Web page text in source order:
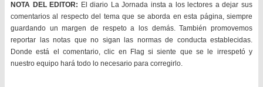
NOTA DEL EDITOR: El diario La Jornada insta a los lectores a dejar sus
comentarios al respecto del tema que se aborda en esta página, siempre
guardando un margen de respeto a los demás. También promovemos
reportar las notas que no sigan las normas de conducta establecidas.
Donde está el comentario, clic en Flag si siente que se le irrespetó y
nuestro equipo hará todo lo necesario para corregirlo.